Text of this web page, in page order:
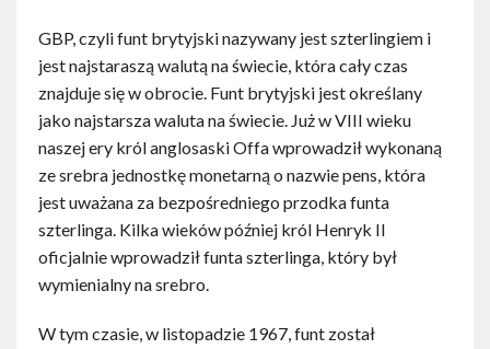
GBP, czyli funt brytyjski nazywany jest szterlingiem i
jest najstaraszą walutą na świecie, która cały czas
znajduje się w obrocie. Funt brytyjski jest określany
jako najstarsza waluta na świecie. Już w VIII wieku
naszej ery król anglosaski Offa wprowadził wykonaną
ze srebra jednostkę monetarną o nazwie pens, która
jest uważana za bezpośredniego przodka funta
szterlinga. Kilka wieków później król Henryk II
oficjalnie wprowadził funta szterlinga, który był
wymienialny na srebro.
W tym czasie, w listopadzie 1967, funt został